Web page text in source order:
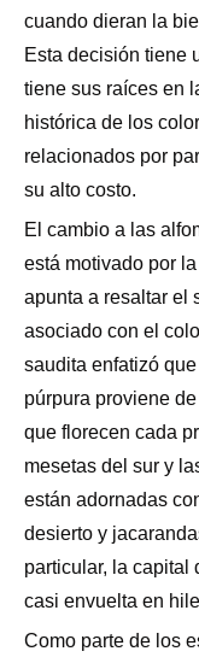
cuando dieran la
Esta decisión tiene
tiene sus raíces en
histórica de los
relacionados por
su alto costo.
El cambio a las
está motivado por
apunta a resaltar el
asociado con el
saudita enfatizó
púrpura proviene
que florecen cada
mesetas del sur y
están adornadas
desierto y
particular, la capital
casi envuelta en
Como parte de los